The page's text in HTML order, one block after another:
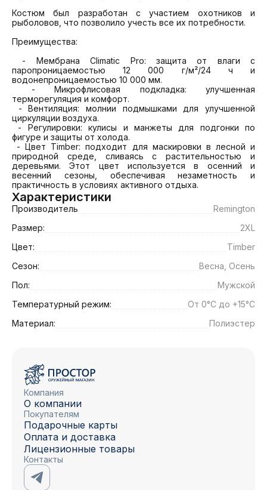
Костюм был разработан с участием охотников и
рыболовов, что позволило учесть все их потребности.
Преимущества:
паропроницаемостью 12 000 г/м²/24 ч и
водонепроницаемостью 10 000 мм.
терморегуляция и комфорт.
циркуляции воздуха.
фигуре и защиты от холода.
природной среде, сливаясь с растительностью и
деревьями. Этот цвет используется в осенний и
весенний сезоны, обеспечивая незаметность и
практичность в условиях активного отдыха.
Характеристики
Производитель
Remington
Размер:
2XL
Цвет:
Timber
Сезон:
Весна, Осень
Пол:
Мужской
Температурный режим:
От 0°C до +15°C
Материал:
Полиэстер
Компания
О компании
Покупателям
Подарочные карты
Оплата и доставка
Лицензионные товары
Контакты